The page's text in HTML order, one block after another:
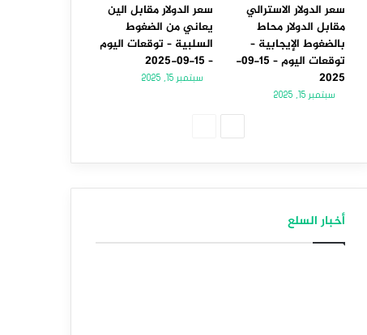
سعر الدولار الاسترالي
مقابل الدولار محاط
بالضغوط الإيجابية –
توقعات اليوم – 15-09-
2025
سبتمبر 15, 2025
سعر الدولار مقابل الين
يعاني من الضغوط
السلبية – توقعات اليوم
– 15-09-2025
سبتمبر 15, 2025
أخبار السلع